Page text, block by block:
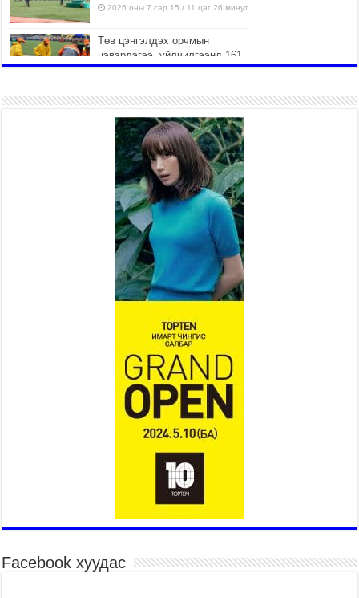
2026 оны 7 сар 15 / 11 цаг 26 минут
Төв цэнгэлдэх орчмын
цэвэрлэгээ, үйлчилгээнд 161
ажилтан, 27 техниктэй
2026 оны 7 сар 15 / 11 цаг 22 минут
Наадмын амралтын өдрүүдэд
нийслэлийн эрүүл мэндийн
байгууллагууд дараах
хуваарийн дагуу ажиллана
2026 оны 7 сар 15 / 11 цаг 18 минут
Үндэсний их баяр наадам
эхэллээ
2026 оны 7 сар 15 / 11 цаг 14 минут
Үер усны аюулаас сэргийлж, нийслэлийн Онцгой
байдлын газрын 162 алба хаагч үүрэг гүйцэтгэж
2026 оны 7 сар 15 / 11 цаг 07 минут
Үндэсний их сурын харваанд 850 харваач цэц
2026 оны 7 сар 15 / 11 цаг 03 минут
Төв цэнгэлдэхийн эргэн тойронд
2026 оны 7 сар 15 / 10 цаг 58 минут
Үндэсний их баяр наадмын шагайн харваа
насанд хүрэгчдийн багийн харваагаар
Үндэсний их баяр наадмын хүчит бөхийн
Facebook хуудас